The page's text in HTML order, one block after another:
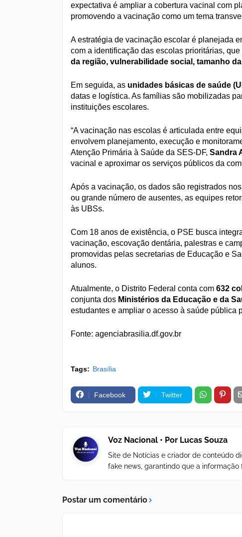
expectativa é ampliar a cobertura vacinal com
promovendo a vacinação como um tema
A estratégia de vacinação escolar é planejada
com a identificação das escolas prioritárias,
da região, vulnerabilidade social, tamanho
Em seguida, as unidades básicas de saúde
datas e logística. As famílias são mobilizadas
instituições escolares.
“A vacinação nas escolas é articulada entre
envolvem planejamento, execução e
Atenção Primária à Saúde da SES-DF, Sandra
vacinal e aproximar os serviços públicos da
Após a vacinação, os dados são registrados
ou grande número de ausentes, as equipes
às UBSs.
Com 18 anos de existência, o PSE busca
vacinação, escovação dentária, palestras e
promovidas pelas secretarias de Educação e
alunos.
Atualmente, o Distrito Federal conta com 632
conjunta dos Ministérios da Educação e da
estudantes e ampliar o acesso à saúde pública
Fonte: agenciabrasilia.df.gov.br
Tags: Brasília
Facebook Twitter
Voz Nacional • Por Lucas Souza
Site de Notícias e criador de conteúdo
fake news, garantindo que a
Postar um comentário